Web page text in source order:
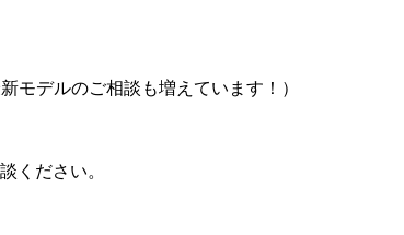
モデルのご相談も増えています！）
ください。